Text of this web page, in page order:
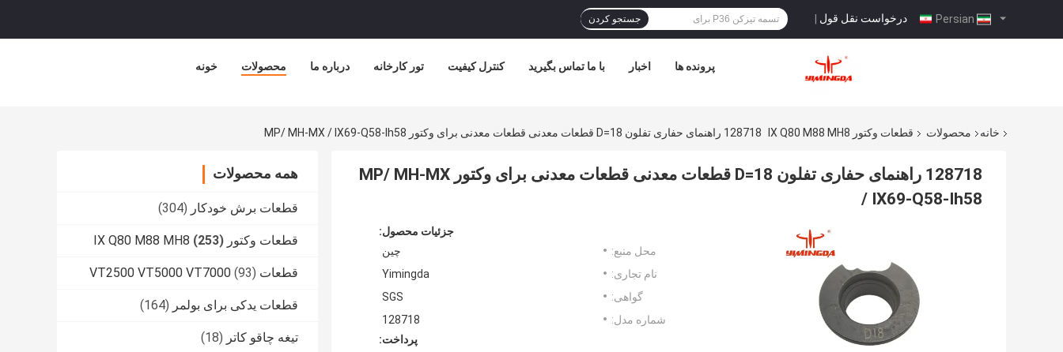
درخواست نقل قول | جستجو کردن
خونه محصولات درباره ما تور کارخانه کنترل کیفیت با ما تماس بگیرید اخبار پرونده ها
خانه محصولات قطعات وکتور IX Q80 M88 MH8 128718 راهنمای حفاری تفلون D=18 قطعات معدنی قطعات معدنی برای وکتور MP/ MH-MX / IX69-Q58-Ih58
همه محصولات
قطعات برش خودکار (304)
قطعات وکتور IX Q80 M88 MH8 (253)
قطعات VT2500 VT5000 VT7000 (93)
قطعات یدکی برای بولمر (164)
تیغه چاقو کاتر (18)
128718 راهنمای حفاری تفلون D=18 قطعات معدنی قطعات معدنی برای وکتور MP/ MH-MX
/ IX69-Q58-Ih58
جزئیات محصول:
محل منبع:
چین
نام تجاری:
Yimingda
گواهی:
SGS
شماره مدل:
128718
پرداخت: